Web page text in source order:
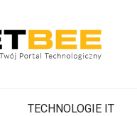
TECHNOLOGIE IT